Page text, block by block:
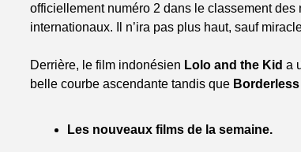
officiellement numéro 2 dans le classement
internationaux. Il n’ira pas plus haut, sauf
Derrière, le film indonésien Lolo and the Kid a
belle courbe ascendante tandis que
Les nouveaux films de la semaine.